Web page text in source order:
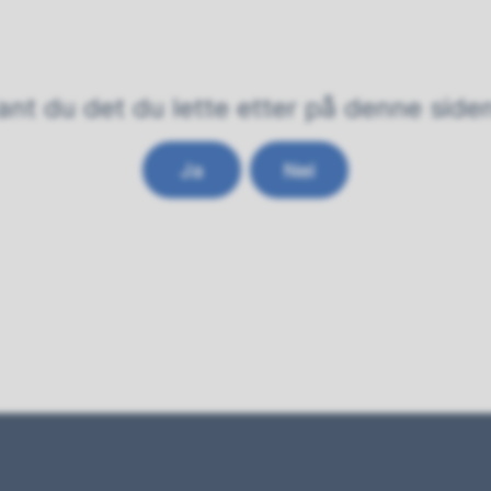
du det du lette etter på denne
Ja Nei